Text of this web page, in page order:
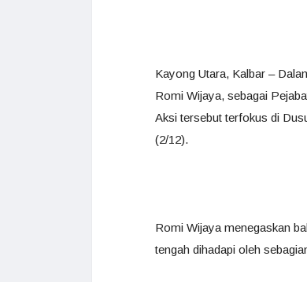
Kayong Utara, Kalbar –
Romi Wijaya, sebagai
Aksi tersebut terfokus di
(2/12).
Romi Wijaya menegaskan
tengah dihadapi oleh